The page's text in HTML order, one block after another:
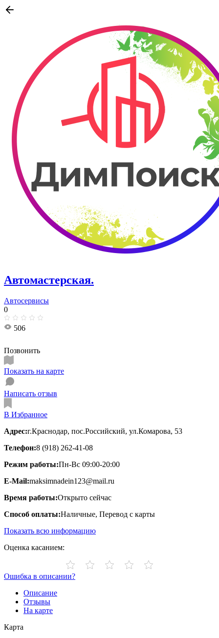
Автомастерская.
Автосервисы
0
506
Позвонить
Показать на карте
Написать отзыв
В Избранное
Адрес:г.Краснодар, пос.Российский, ул.Комарова, 53
Телефон:8 (918) 262-41-08
Режим работы:Пн-Вс 09:00-20:00
E-Mail:maksimnadein123@mail.ru
Время работы:Открыто сейчас
Способ оплаты:Наличные, Перевод с карты
Показать всю информацию
Оценка касанием:
Ошибка в описании?
Описание
Отзывы
На карте
Карта